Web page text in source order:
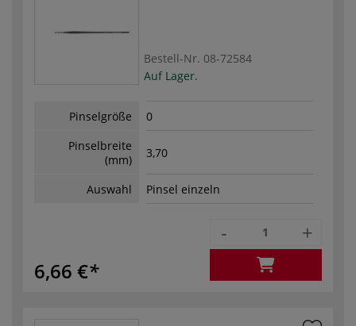
Bestell-Nr. 08-72584
Auf Lager.
Pinselgröße
0
Pinselbreite
(mm)
3,70
Auswahl Pinsel einzeln
6,66 €
- +